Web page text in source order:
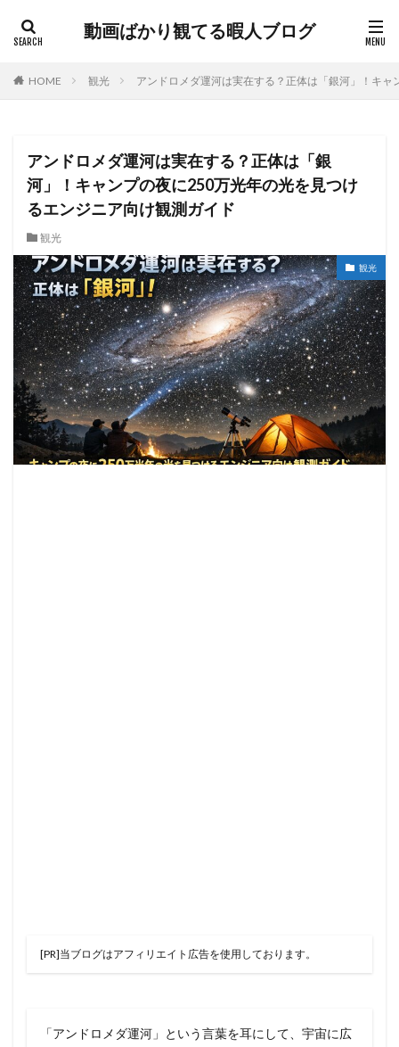
動画ばかり観てる暇人ブログ
HOME 観光 アンドロメダ運河は実在する？正体は「銀河」！キ
アンドロメダ運河は実在する？正体は「銀
河」！キャンプの夜に250万光年の光を見つけ
るエンジニア向け観測ガイド
観光
観光
[PR]当ブログはアフィリエイト広告を使用しております。
「アンドロメダ運河」という言葉を耳にして、宇宙に広